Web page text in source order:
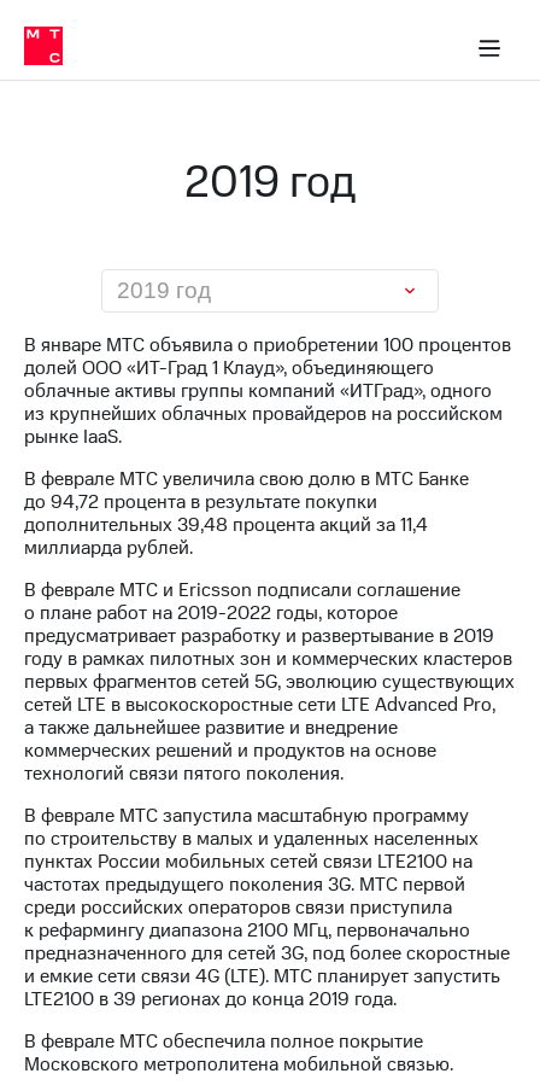
Медиа-центр
и акционерам
Устойчивое развитие
Комплаенс и деловая этика
компании
Руководство
Правовая
информация
Контакты
Медиа-центр
Пресс-
релизы
МТС
о технологиях
Достижения
Интервью
Финансовая
отчетность
Контакты
Пригласить
спикера
и акционерам
Корпоративное
управление
Корпоративный
секретарь
Раскрытие
МТС
о технологиях
2019 год
2019 год
В январе МТС объявила о приобретении 100 процентов
долей ООО «ИТ-Град 1 Клауд», объединяющего
облачные активы группы компаний «ИТГрад», одного
из крупнейших облачных провайдеров на российском
рынке IaaS.
В феврале МТС увеличила свою долю в МТС Банке
до 94,72 процента в результате покупки
дополнительных 39,48 процента акций за 11,4
миллиарда рублей.
В феврале МТС и Ericsson подписали соглашение
о плане работ на 2019-2022 годы, которое
предусматривает разработку и развертывание в 2019
году в рамках пилотных зон и коммерческих кластеров
первых фрагментов сетей 5G, эволюцию существующих
сетей LTE в высокоскоростные сети LTE Advanced Pro,
а также дальнейшее развитие и внедрение
коммерческих решений и продуктов на основе
технологий связи пятого поколения.
В феврале МТС запустила масштабную программу
по строительству в малых и удаленных населенных
пунктах России мобильных сетей связи LTE2100 на
частотах предыдущего поколения 3G. МТС первой
среди российских операторов связи приступила
к рефармингу диапазона 2100 МГц, первоначально
предназначенного для сетей 3G, под более скоростные
и емкие сети связи 4G (LTE). МТС планирует запустить
LTE2100 в 39 регионах до конца 2019 года.
В феврале МТС обеспечила полное покрытие
Московского метрополитена мобильной связью.